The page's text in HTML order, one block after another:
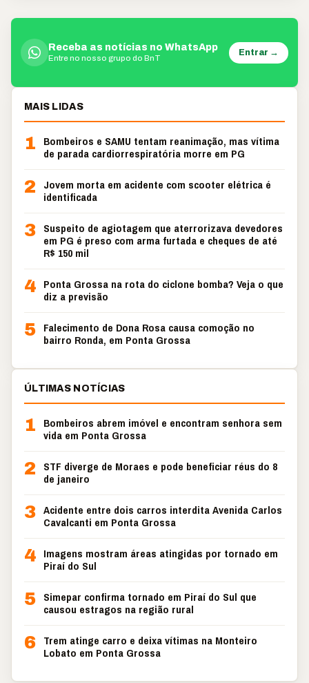
Receba as notícias no WhatsApp
Entre no nosso grupo do BnT
Entrar →
MAIS LIDAS
1
Bombeiros e SAMU tentam reanimação, mas vítima
de parada cardiorrespiratória morre em PG
2
Jovem morta em acidente com scooter elétrica é
identificada
3 Suspeito de agiotagem que aterrorizava devedores
em PG é preso com arma furtada e cheques de até
R$ 150 mil
4 Ponta Grossa na rota do ciclone bomba? Veja o que
diz a previsão
5 Falecimento de Dona Rosa causa comoção no
bairro Ronda, em Ponta Grossa
ÚLTIMAS NOTÍCIAS
1
Bombeiros abrem imóvel e encontram senhora sem
vida em Ponta Grossa
2
STF diverge de Moraes e pode beneficiar réus do 8
de janeiro
3 Acidente entre dois carros interdita Avenida Carlos
Cavalcanti em Ponta Grossa
4 Imagens mostram áreas atingidas por tornado em
Piraí do Sul
5 Simepar confirma tornado em Piraí do Sul que
causou estragos na região rural
6 Trem atinge carro e deixa vítimas na Monteiro
Lobato em Ponta Grossa